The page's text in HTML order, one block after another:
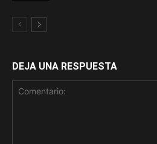
DEJA UNA RESPUESTA